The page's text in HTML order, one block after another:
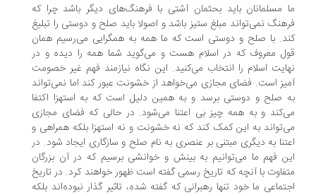
مسلمانان باید بحثمان آشتی با فرهنگ‌های دیگر باشد چرا که
نمی‌تواند مبلغ ستیز باشد و اصولا باید صلح و دوستی را تبلیغ
با صلح و دوستی است که ما همه به همگرایی می‌رسیم همان
معروف که در اسلام هست و می‌گوید شما همه را دیده و در
اسلام را انتخاب می‌کنید. این نگاه نیازمند فهم غیر خصومت
است. فضای مجازی می‌خواهد از خشونت عبور کند اما نمی‌تواند
صلح و دوستی برسد و به همین دلیل است که به استهزا اکتفا
و به همه چیز بی اعتنا می‌شود. در حالی که فضای مجازی
به این کمک کند که نه خشونت و نه استهزا بلکه همراهی و
به دیگری مبتنی بر عنصری به نام صلح و سازگاری ایجاد شود. در
فهم ما می‌توانیم به بینش و خوانشی برسیم که در آن بزرگان
با آنچه که تاریخ رسمی گفته است ظهور خواهند کرد. در تاریخ
ما خود تنها رهبرانی که گفته شده، تاثیر گذار نبوده‌اند بلکه